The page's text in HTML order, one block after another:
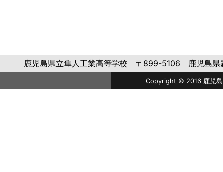
鹿児島県立隼人工業高等学校 〒899-5106 鹿児島
Copyright © 2016 鹿児島